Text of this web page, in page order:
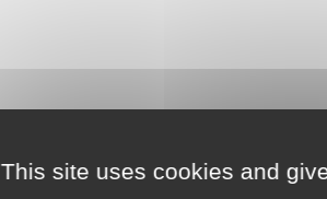
This site uses cookies and